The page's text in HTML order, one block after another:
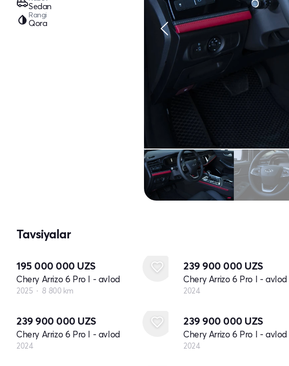
Sedan
Rangi
Qora
Tavsiyalar
195 000 000 UZS
Chery Arrizo 6 Pro I - avlod
2025 8 800 km
239 900 000 UZS
Chery Arrizo 6 Pro I - avlod
2024
239 900 000 UZS
Chery Arrizo 6 Pro I - avlod
2024
239 900 000 UZS
Chery Arrizo 6 Pro I - avlod
2024